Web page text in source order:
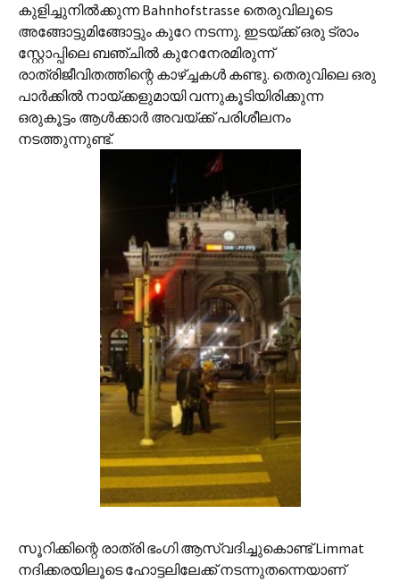
കുളിച്ചുനില്‍ക്കുന്ന Bahnhofstrasse തെരുവിലൂടെ
അങ്ങോട്ടുമിങ്ങോട്ടും കുറേ നടന്നു. ഇടയ്ക്ക് ഒരു ട്രാം
സ്റ്റോപ്പിലെ ബഞ്ചില്‍ കുറേനേരമിരുന്ന്
രാത്രിജീവിതത്തിന്റെ കാഴ്ച്ചകള്‍ കണ്ടു. തെരുവിലെ ഒരു
പാര്‍ക്കില്‍ നായ്ക്കളുമായി വന്നുകൂടിയിരിക്കുന്ന
ഒരുകൂട്ടം ആള്‍ക്കാര്‍ അവയ്ക്ക് പരിശീലനം
നടത്തുന്നുണ്ട്.
സൂറിക്കിന്റെ രാത്രി ഭംഗി ആസ്വദിച്ചുകൊണ്ട് Limmat
നദിക്കരയിലൂടെ ഹോട്ടലിലേക്ക് നടന്നുതന്നെയാണ്